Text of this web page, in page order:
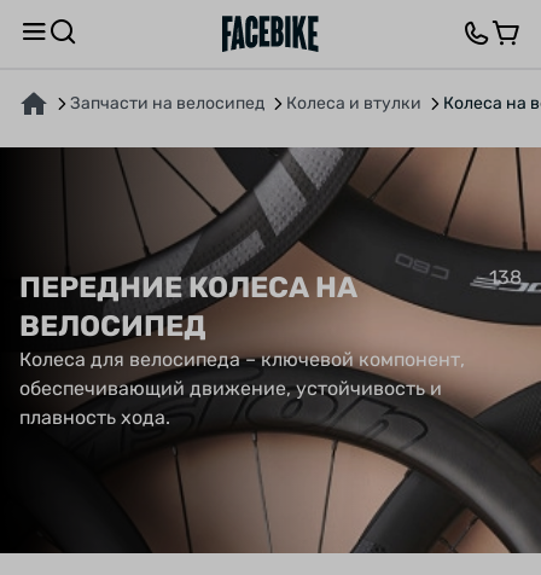
Запчасти на велосипед Колеса и втулки Колеса на
ПЕРЕДНИЕ КОЛЕСА НА
ВЕЛОСИПЕД
138
Колеса для велосипеда – ключевой компонент,
обеспечивающий движение, устойчивость и
плавность хода.